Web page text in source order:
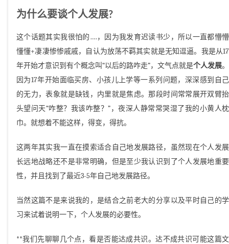
为什么要谈个人发展?
这个话题其实我很怕的….，因为我发育迟读书少，所以一直都懵懵
懂懂+凄凄惨惨戚戚，自认为放荡不羁其实就是无知逗逼。我是从17
年开始才意识到有个概念叫“以后的路咋走”，文气点就是个人发展。
因为17年开始面临买房、小孩儿上学等一系列问题，深深感到自己
的无力，表象就是缺钱，内里就是焦虑。那段时间常常展开双臂抬
头望问天“咋整？我该咋整？”，夜深人静常常哭湿了我的小黄人枕
巾。就想着不能这样，得变，得抗。
这两年其实我一直在摸索适合自己地发展路径，虽然现在个人发展
长远地战略还不是非常明确，但是至少我认识到了个人发展地重要
性，并且找到了最近3-5年自己地发展路径。
当然这篇不是来说我的，是结合之前老大的分享以及平时自己的学
习来试着说明一下，个人发展的必要性。
**我们先聊聊几个点，看是否能达成共识。达不成共识可能这篇文